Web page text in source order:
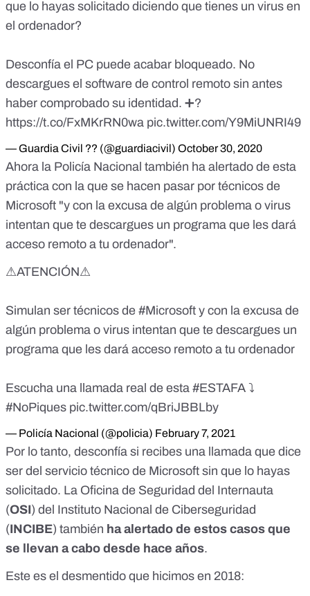
que lo hayas solicitado diciendo que tienes un virus en
el ordenador?
Desconfía el PC puede acabar bloqueado. No
descargues el software de control remoto sin antes
haber comprobado su identidad. ➕?
https://t.co/FxMKrRN0wa pic.twitter.com/Y9MiUNRI49
— Guardia Civil ?? (@guardiacivil) October 30, 2020
Ahora la Policía Nacional también ha alertado de esta
práctica con la que se hacen pasar por técnicos de
Microsoft "y con la excusa de algún problema o virus
intentan que te descargues un programa que les dará
acceso remoto a tu ordenador".
⚠ATENCIÓN⚠
Simulan ser técnicos de #Microsoft y con la excusa de
algún problema o virus intentan que te descargues un
programa que les dará acceso remoto a tu ordenador
Escucha una llamada real de esta #ESTAFA ⤵
#NoPiques pic.twitter.com/qBriJBBLby
— Policía Nacional (@policia) February 7, 2021
Por lo tanto, desconfía si recibes una llamada que dice
ser del servicio técnico de Microsoft sin que lo hayas
solicitado. La Oficina de Seguridad del Internauta
(OSI) del Instituto Nacional de Ciberseguridad
(INCIBE) también ha alertado de estos casos que
se llevan a cabo desde hace años.
Este es el desmentido que hicimos en 2018: